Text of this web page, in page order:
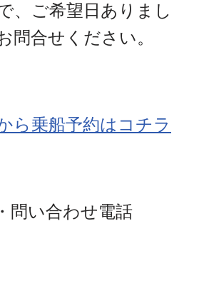
、ご希望日ありまし
問合せください。
ら乗船予約はコチラ
問い合わせ電話